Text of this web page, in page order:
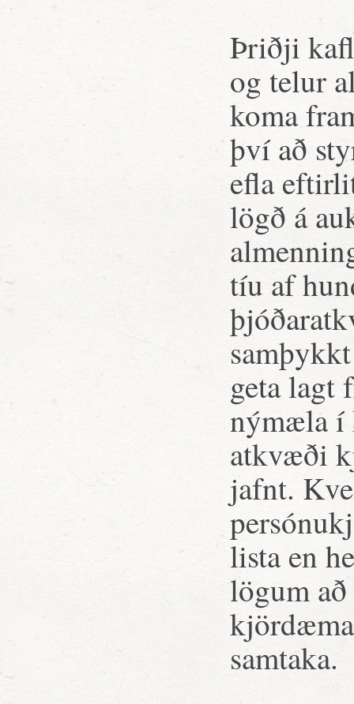
Þriðji
og telur
koma
því að
efla
lögð á
tíu af
geta lagt
nýmæla í
atkvæði
jafnt.
lista en
lögum
samtaka.